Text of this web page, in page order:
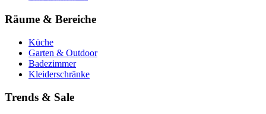
Räume & Bereiche
Küche
Garten & Outdoor
Badezimmer
Kleiderschränke
Trends & Sale